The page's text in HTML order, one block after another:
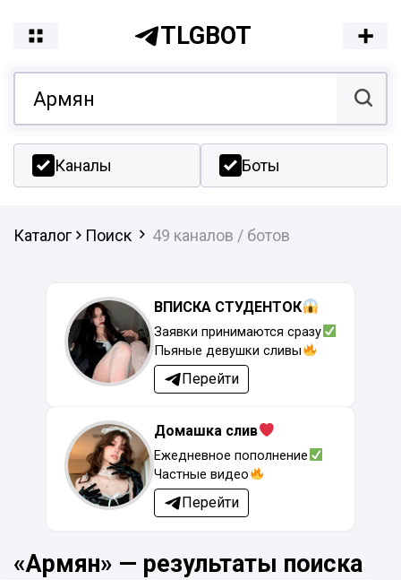
TLGBOT
Каналы Боты
Каталог Поиск 49 каналов / ботов
ВПИСКА СТУДЕНТОК
Заявки принимаются сразу
Пьяные девушки сливы
Перейти
Домашка слив
Ежедневное пополнение
Частные видео
Перейти
«Армян» — результаты поиска